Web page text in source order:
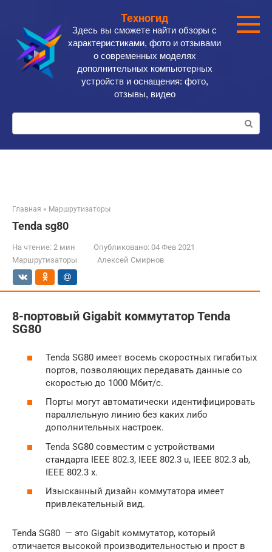
контенту
Техногид
Здесь вы сможете найти обзоры с
характеристиками, фото и отзывами
о современных моделях
дополнительных компьютерных
устройств и оснащения: фото,
отзывы, видео
Поиск:
Главная » Маршрутизаторы
Tenda sg80
На чтение: 2 мин Опубликовано: 04 Фев 2021
Маршрутизаторы
Алексей Смирнов
8-портовый Gigabit коммутатор Tenda
SG80
Tenda SG80 имеет восемь скоростных гигабитых
портов, позволяющих передавать данные со
скоростью до 1000 Мбит/с.
Порты могут автоматически идентифицировать
параллельную линию без каких либо
дополнительных настроек.
Tenda SG80 совместим с устройствами
стандарта IEEE 802.3, IEEE 802.3 u, IEEE 802.3 ab,
IEEE 802.3 x.
Изысканный дизайн коммутатора имеет
привлекательный вид.
Tenda SG80 — это Gigabit коммутатор, который
отличается высокой производительностью и прост в